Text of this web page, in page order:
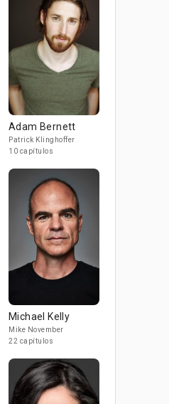
Adam Bernett
Patrick Klinghoffer
10 capítulos
Michael Kelly
Mike November
22 capítulos